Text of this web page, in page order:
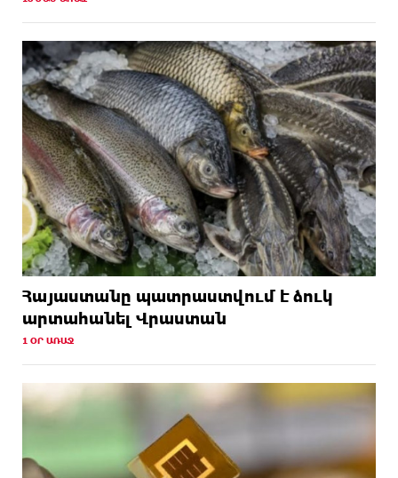
Հայաստանը պատրաստվում է ձուկ
արտահանել Վրաստան
1 ՕՐ ԱՌԱՋ